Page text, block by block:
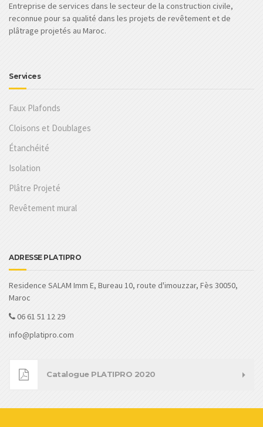
Entreprise de services dans le secteur de la construction civile,
reconnue pour sa qualité dans les projets de revêtement et de
plâtrage projetés au Maroc.
Services
Faux Plafonds
Cloisons et Doublages
Étanchéité
Isolation
Plâtre Projeté
Revêtement mural
ADRESSE PLATIPRO
Residence SALAM Imm E, Bureau 10, route d'imouzzar, Fès 30050,
Maroc
06 61 51 12 29
info@platipro.com
Catalogue PLATIPRO 2020